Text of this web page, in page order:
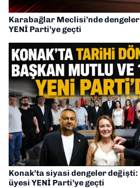
Karabağlar Meclisi’nde
YENİ Parti’ye geçti
Konak’ta siyasi dengeler
üyesi YENİ Parti’ye geçti